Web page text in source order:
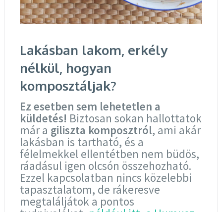
Lakásban lakom, erkély
nélkül, hogyan
komposztáljak?
Ez esetben sem lehetetlen a
küldetés! Biztosan sokan hallottatok
már a giliszta komposztról, ami akár
lakásban is tartható, és a
félelmekkel ellentétben nem büdös,
ráadásul igen olcsón összehozható.
Ezzel kapcsolatban nincs közelebbi
tapasztalatom, de rákeresve
megtaláljátok a pontos